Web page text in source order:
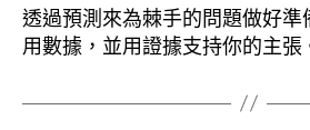
透過預測來為棘手的問題做好
用數據，並用證據支持你的主張